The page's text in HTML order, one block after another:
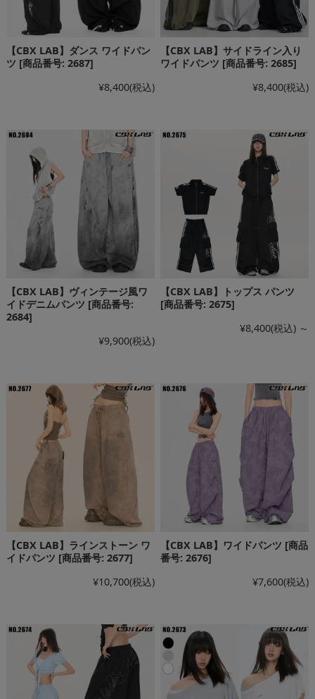
【CBX LAB】ダンス ワイドパン
ツ [商品番号: 2687]
¥8,400(税込)
【CBX LAB】サイドライン入り
ワイドパンツ [商品番号: 2685]
¥8,400(税込)
【CBX LAB】ヴィンテージ風ワ
イドデニムパンツ [商品番号:
2684]
¥9,900(税込)
【CBX LAB】トップス パンツ
[商品番号: 2675]
¥8,400(税込) ～
【CBX LAB】ラインストーン ワ
イドパンツ [商品番号: 2677]
¥10,700(税込)
【CBX LAB】ワイドパンツ [商品
番号: 2676]
¥7,600(税込)